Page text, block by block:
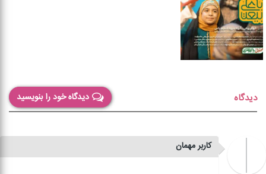
دیدگاه خود را بنویسید دیدگاه
کاربر مهمان